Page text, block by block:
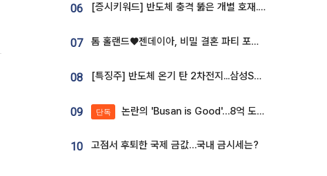
06 [증시키워드] 반도체 충격 뚫은 개별 호재...포스코퓨처엠·에코프로·한화솔루션 '눈길'
07 톰 홀랜드♥젠데이아, 비밀 결혼 파티 포착⋯호텔 대관비만 9억
08 [특징주] 반도체 온기 탄 2차전지...삼성SDI, 장 초반 7% 넘게 껑충
09 단독 논란의 'Busan is Good'…8억 도시브랜드, 용산 대통령실 CI 업체가 수행
10 고점서 후퇴한 국제 금값…국내 금시세는?